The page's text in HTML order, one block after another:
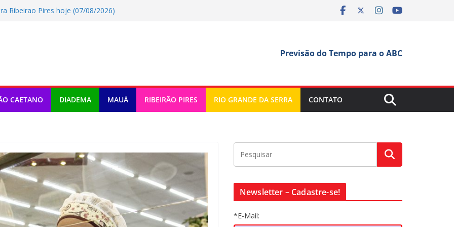
Ribeirao Pires hoje (07/08/2026)
música e teatro gratuito no ABC
Rio Grande Da Serra hoje
Previsão do Tempo para o ABC
CAETANO DIADEMA MAUÁ RIBEIRÃO PIRES RIO GRANDE DA SERRA CONTATO
Newsletter – Cadastre-se!
*E-Mail: